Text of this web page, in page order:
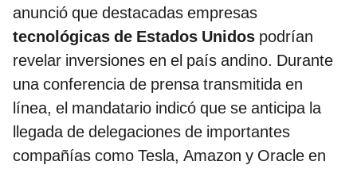
anunció que destacadas empresas
tecnológicas de Estados Unidos podrían
revelar inversiones en el país andino. Durante
una conferencia de prensa transmitida en
línea, el mandatario indicó que se anticipa la
llegada de delegaciones de importantes
compañías como Tesla, Amazon y Oracle en